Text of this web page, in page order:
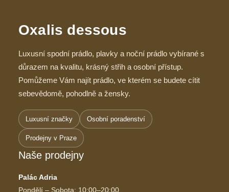
Oxalis dessous
Luxusní spodní prádlo, plavky a noční prádlo vybírané s
důrazem na kvalitu, krásný střih a osobní přístup.
Pomůžeme Vám najít prádlo, ve kterém se budete cítit
sebevědomě, pohodlně a žensky.
Luxusní značky Osobní poradenství
Prodejny v Praze
Naše prodejny
Palác Adria
Pondělí – Sobota: 10:00–20:00